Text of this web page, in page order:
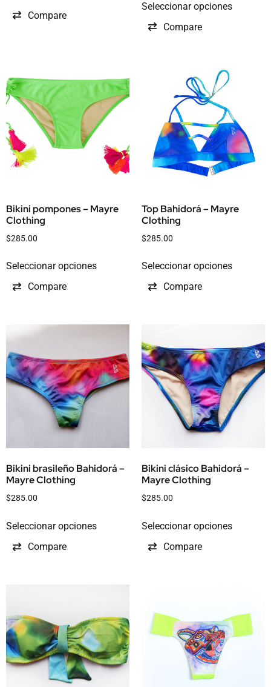
Compare
Seleccionar opciones
Compare
Bikini pompones – Mayre
Clothing
$285.00
Seleccionar opciones
Compare
Top Bahidorá – Mayre
Clothing
$285.00
Seleccionar opciones
Compare
Bikini brasileño Bahidorá –
Mayre Clothing
$285.00
Seleccionar opciones
Compare
Bikini clásico Bahidorá –
Mayre Clothing
$285.00
Seleccionar opciones
Compare